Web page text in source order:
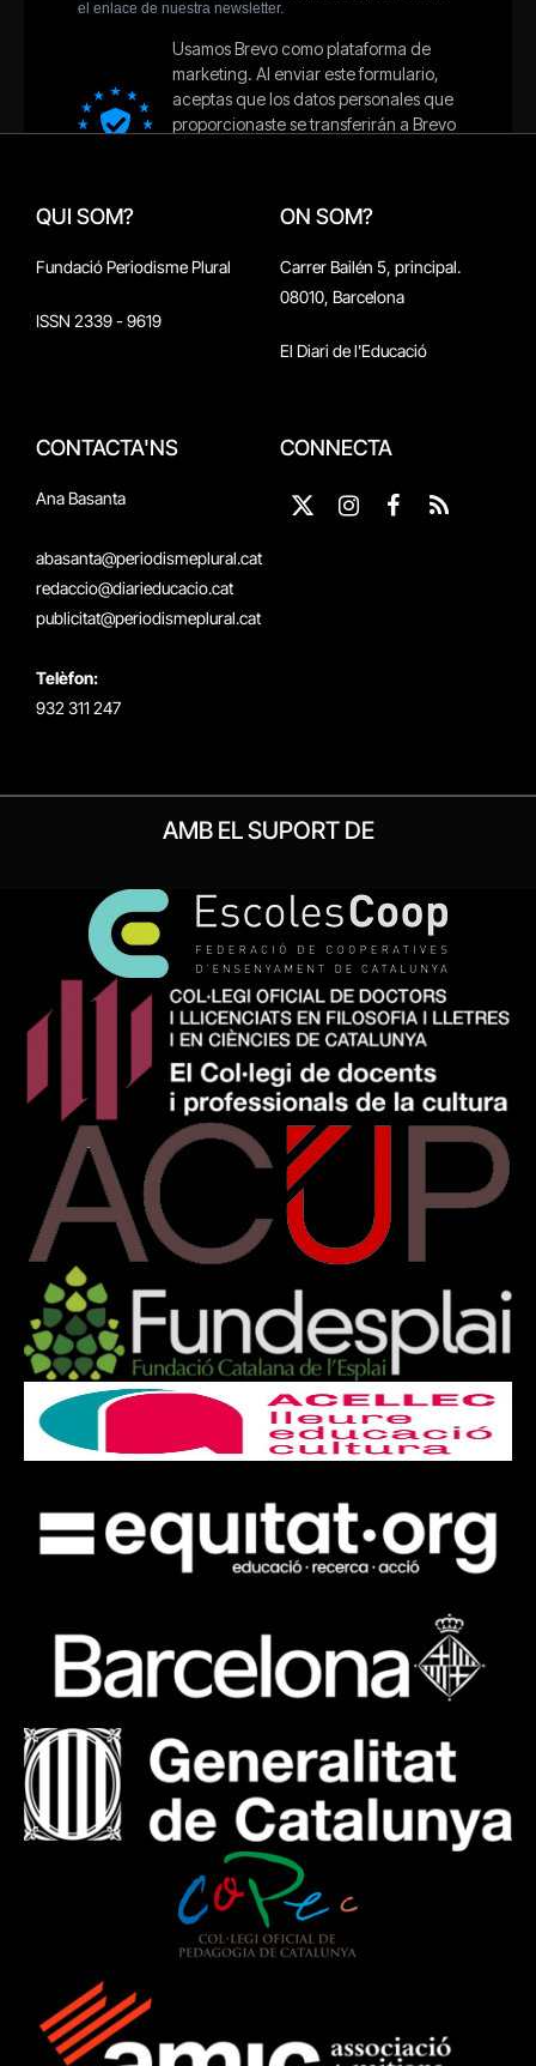
QUI SOM?
Fundació Periodisme Plural
ISSN 2339 - 9619
ON SOM?
Carrer Bailén 5, principal.
08010, Barcelona
El Diari de l'Educació
CONTACTA'NS
Ana Basanta
abasanta@periodismeplural.cat
redaccio@diarieducacio.cat
publicitat@periodismeplural.cat
Telèfon:
932 311 247
CONNECTA
X
Instagram
Facebook
RSS
AMB EL SUPORT DE